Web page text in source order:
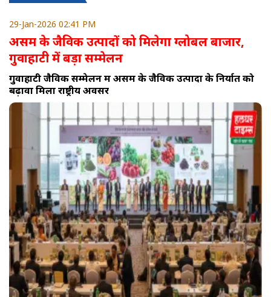
29-Jan-2026 02:41 PM
असम के जैविक उत्पादों को मिलेगा ग्लोबल बाजार,
गुवाहाटी में बड़ा सम्मेलन
गुवाहाटी जैविक सम्मेलन में असम के जैविक उत्पादों के निर्यात को
बढ़ावा मिला राष्ट्रीय अवसर